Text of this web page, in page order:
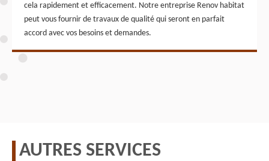
cela rapidement et efficacement. Notre entreprise Renov habitat
peut vous fournir de travaux de qualité qui seront en parfait
accord avec vos besoins et demandes.
AUTRES SERVICES